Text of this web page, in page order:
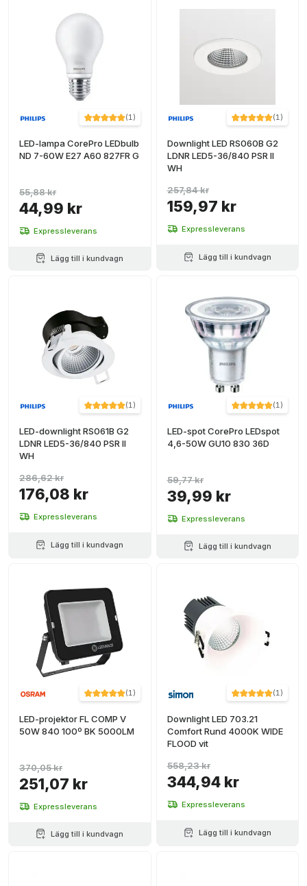
(1)
LED-lampa CorePro LEDbulb
ND 7-60W E27 A60 827FR G
44,99 kr
55,88 kr
Expressleverans
Lägg till i kundvagn
(1)
Downlight LED RS060B G2
LDNR LED5-36/840 PSR II
WH
159,97 kr
257,84 kr
Expressleverans
Lägg till i kundvagn
(1)
LED-downlight RS061B G2
LDNR LED5-36/840 PSR II
WH
176,08 kr
286,62 kr
Expressleverans
Lägg till i kundvagn
(1)
LED-spot CorePro LEDspot
4,6-50W GU10 830 36D
39,99 kr
59,77 kr
Expressleverans
Lägg till i kundvagn
(1)
LED-projektor FL COMP V
50W 840 100º BK 5000LM
251,07 kr
370,05 kr
Expressleverans
Lägg till i kundvagn
(1)
Downlight LED 703.21
Comfort Rund 4000K WIDE
FLOOD vit
344,94 kr
558,23 kr
Expressleverans
Lägg till i kundvagn